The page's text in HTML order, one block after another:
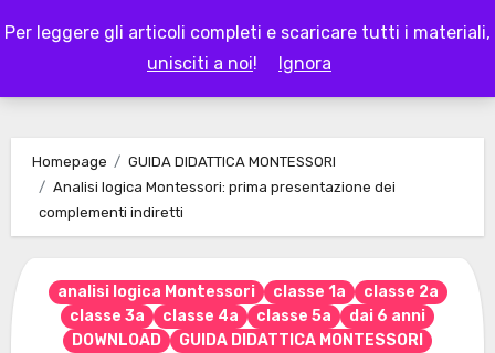
Per leggere gli articoli completi e scaricare tutti i materiali,
unisciti a noi! Ignora
to
LAPAPPADOLCE
Homepage
GUIDA DIDATTICA MONTESSORI
Analisi logica Montessori: prima presentazione dei
complementi indiretti
analisi logica Montessori classe 1a
classe 2a
classe 3a
classe 4a classe 5a
dai 6 anni
DOWNLOAD
GUIDA DIDATTICA MONTESSORI